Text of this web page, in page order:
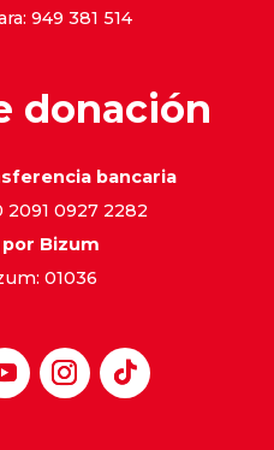
949 381 514
donación
bancaria
2091 0927 2282
Bizum
01036